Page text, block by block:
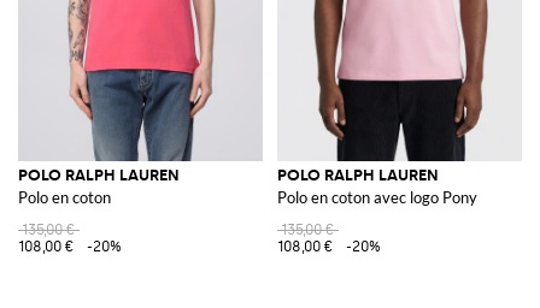
POLO RALPH LAUREN
Polo en coton
135,00 €
108,00 €
-20%
POLO RALPH LAUREN
Polo en coton avec logo Pony
135,00 €
108,00 €
-20%